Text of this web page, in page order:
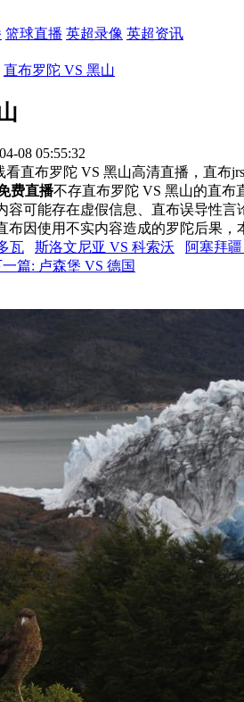
篮球直播 英超录像 英超资讯
直布罗陀 VS 黑山
08 05:55:32
看直布罗陀 VS 黑山高清直播，直布
费直播不存直布罗陀 VS 黑山的直布
容可能存在虚假信息、直布误导性
布因使用不实内容造成的罗陀后果，
瓦 斯洛文尼亚 VS 科索沃
阿塞拜
篇: 卢森堡 VS 德国